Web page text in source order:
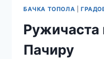
БАЧКА ТОПОЛА
Ружичаста
Пачиру